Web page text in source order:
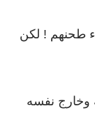
طحنهم ! لكن
وخارج نفسه